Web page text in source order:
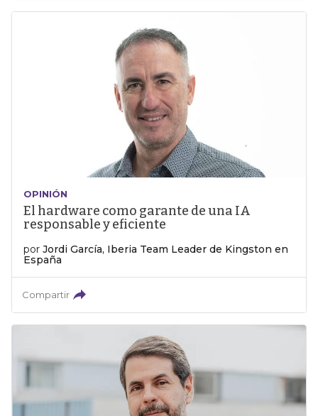
OPINIÓN
El hardware como garante de una IA
responsable y eficiente
por Jordi García, Iberia Team Leader de Kingston en
España
Compartir